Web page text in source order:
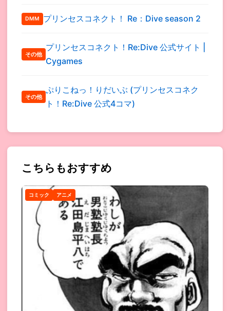
DMM プリンセスコネクト！ Re：Dive season 2
その他
プリンセスコネクト！Re:Dive 公式サイト |
Cygames
その他
ぷりこねっ！りだいぶ (プリンセスコネク
ト！Re:Dive 公式4コマ)
こちらもおすすめ
コミック アニメ